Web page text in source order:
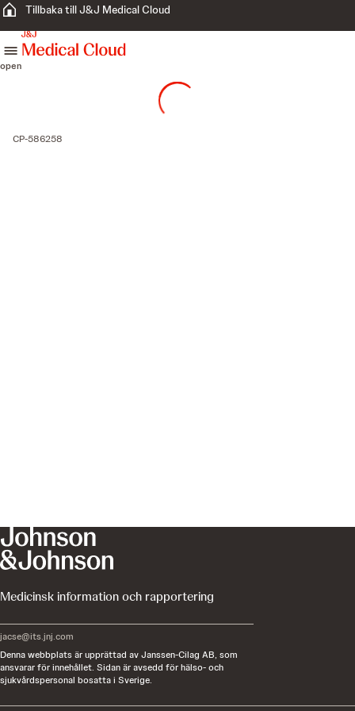
Tillbaka till J&J Medical Cloud
open
CP-586258
Medicinsk information och rapportering
jacse@its.jnj.com
Denna webbplats är upprättad av Janssen-Cilag AB, som
ansvarar för innehållet. Sidan är avsedd för hälso- och
sjukvårdspersonal bosatta i Sverige.